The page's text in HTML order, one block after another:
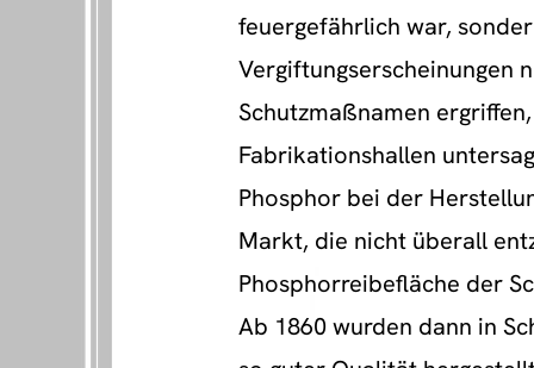
feuergefährlich war,
Vergiftungserscheinungen
Schutzmaßnamen
Fabrikationshallen
Phosphor bei der
Markt, die nicht überall
Phosphorreibefläche der
Ab 1860 wurden dann in